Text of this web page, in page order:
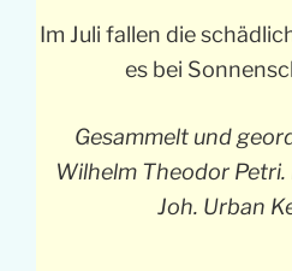
Im Juli fallen die
es bei
Gesammelt und
Wilhelm Theodor
Joh. Urban